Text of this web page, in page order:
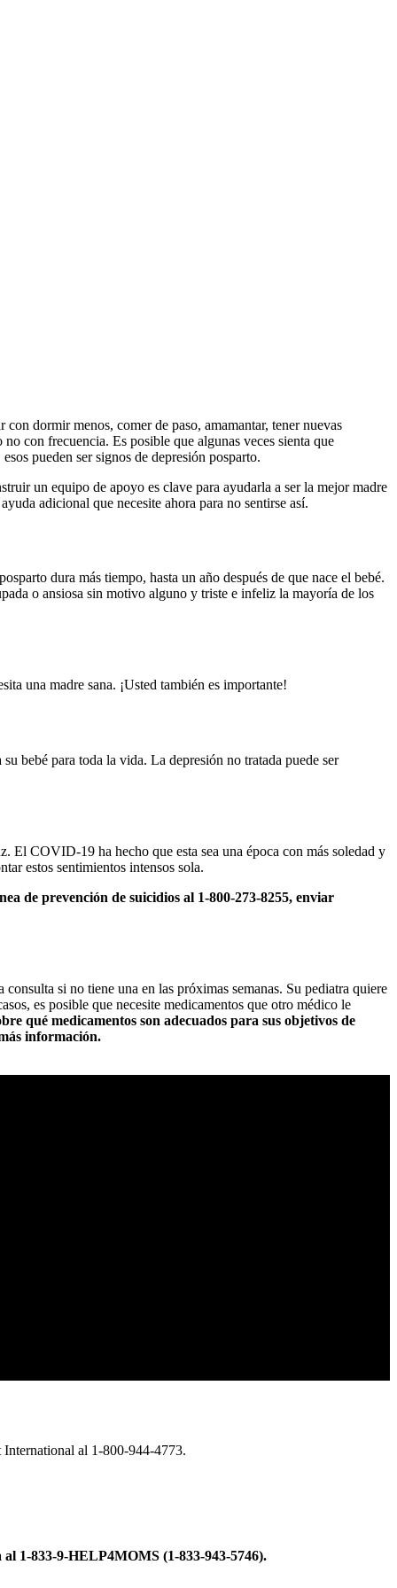
dormir menos, comer de paso, amamantar, tener nuevas
con frecuencia. Es posible que algunas veces sienta que
pueden ser signos de depresión posparto.
un equipo de apoyo es clave para ayudarla a ser la mejor madre
adicional que necesite ahora para no sentirse así.
dura más tiempo, hasta un año después de que nace el bebé.
o ansiosa sin motivo alguno y triste e infeliz la mayoría de los
una madre sana. ¡Usted también es importante!
bebé para toda la vida. La depresión no tratada puede ser
El COVID-19 ha hecho que esta sea una época con más soledad y
estos sentimientos intensos sola.
de prevención de suicidios al 1-800-273-8255, enviar
si no tiene una en las próximas semanas. Su pediatra quiere
es posible que necesite medicamentos que otro médico le
qué medicamentos son adecuados para sus objetivos de
información.
International al 1-800-944-4773.
1-833-9-HELP4MOMS (1-833-943-5746).